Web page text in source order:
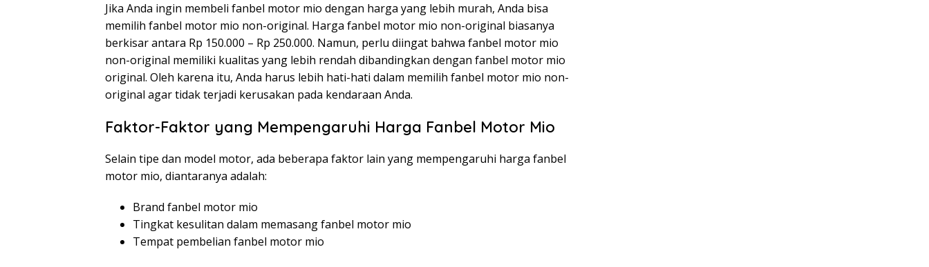
Jika Anda ingin membeli fanbel motor mio dengan harga yang lebih murah, Anda bisa
memilih fanbel motor mio non-original. Harga fanbel motor mio non-original biasanya
berkisar antara Rp 150.000 – Rp 250.000. Namun, perlu diingat bahwa fanbel motor mio
non-original memiliki kualitas yang lebih rendah dibandingkan dengan fanbel motor mio
original. Oleh karena itu, Anda harus lebih hati-hati dalam memilih fanbel motor mio non-
original agar tidak terjadi kerusakan pada kendaraan Anda.
Faktor-Faktor yang Mempengaruhi Harga Fanbel Motor Mio
Selain tipe dan model motor, ada beberapa faktor lain yang mempengaruhi harga fanbel
motor mio, diantaranya adalah:
Brand fanbel motor mio
Tingkat kesulitan dalam memasang fanbel motor mio
Tempat pembelian fanbel motor mio